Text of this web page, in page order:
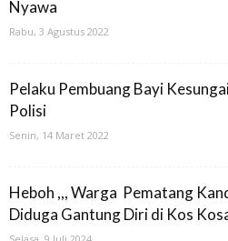
Nyawa
Rabu, 3 Agustus 2022
Pelaku Pembuang Bayi
Polisi
Senin, 14 Maret 2022
Heboh ,,, Warga Pematang
Diduga Gantung Diri di Kos